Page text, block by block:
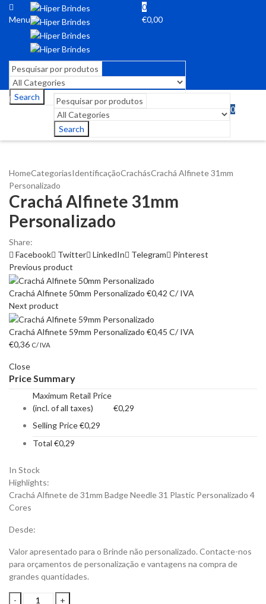
Menu
0
€0,00
Search
Search
0
HomeCategoriasIdentificaçãoCrachásCrachá Alfinete 31mm
Personalizado
Crachá Alfinete 31mm
Personalizado
Share:
Facebook
Twitter LinkedIn Telegram
Pinterest
Previous product
Crachá Alfinete 50mm Personalizado €0,42 C/ IVA
Next product
Crachá Alfinete 59mm Personalizado €0,45 C/ IVA
€0,36 C/ IVA
Close
Price Summary
Maximum Retail Price
(incl. of all taxes)
€0,29
Selling Price€0,29
Total €0,29
In Stock
Highlights:
Crachá Alfinete de 31mm Badge Needle 31 Plastic Personalizado 4
Cores
Desde:
Valor apresentado para o Brinde não personalizado. Contacte-nos
para orçamentos de personalização e vantagens na compra de
grandes quantidades.
Crachá